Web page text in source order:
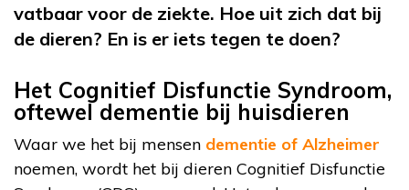
vatbaar voor de ziekte. Hoe uit zich dat bij
de dieren? En is er iets tegen te doen?
Het Cognitief Disfunctie Syndroom,
oftewel dementie bij huisdieren
Waar we het bij mensen dementie of Alzheimer
noemen, wordt het bij dieren Cognitief Disfunctie